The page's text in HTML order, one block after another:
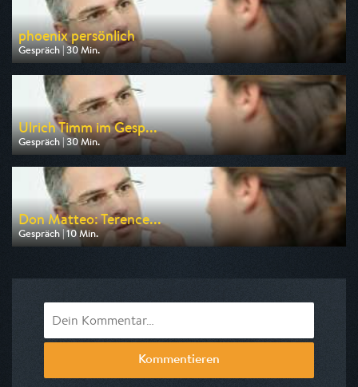
phoenix persönlich
Gespräch | 30 Min.
Ausgestrahlt von Phoenix
am 09.08.2026, 11:30
Ulrich Timm im Gesp...
Gespräch | 30 Min.
Ausgestrahlt von Tagesschau24
am 08.08.2026, 21:02
Don Matteo: Terence...
Gespräch | 10 Min.
Ausgestrahlt von Bibel TV
Kommentieren